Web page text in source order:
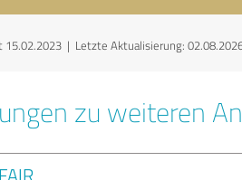
15.02.2023 | Letzte Aktualisierung:
zu weiteren